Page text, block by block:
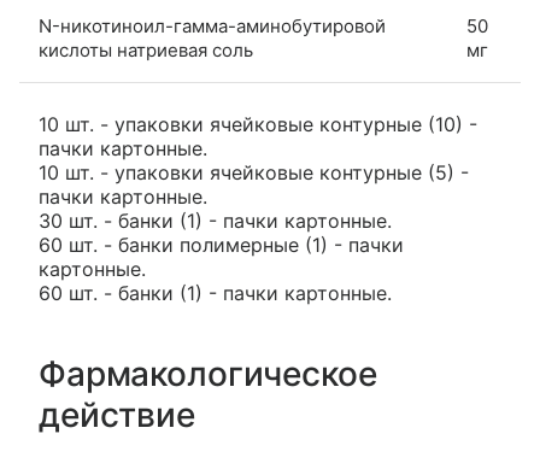
N-никотиноил-гамма-аминобутировой
кислоты натриевая соль
50
мг
10 шт. - упаковки ячейковые контурные (10) -
пачки картонные.
10 шт. - упаковки ячейковые контурные (5) -
пачки картонные.
30 шт. - банки (1) - пачки картонные.
60 шт. - банки полимерные (1) - пачки
картонные.
60 шт. - банки (1) - пачки картонные.
Фармакологическое
действие